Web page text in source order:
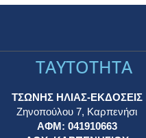
TAYTOTHTA
ΤΣΩΝΗΣ ΗΛΙΑΣ-ΕΚΔΟΣΕΙΣ
Ζηνοπούλου 7, Καρπενήσι
ΑΦΜ: 041910663